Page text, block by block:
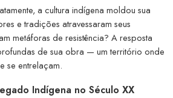
a cultura indígena moldou sua
e tradições atravessaram seus
metáforas de resistência? A resposta
de sua obra — um território onde
se entrelaçam.
Indígena no Século XX